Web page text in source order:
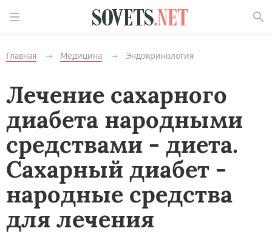
Главная Медицина Эндокринология
Лечение сахарного
диабета народными
средствами - диета.
Сахарный диабет -
народные средства
для лечения